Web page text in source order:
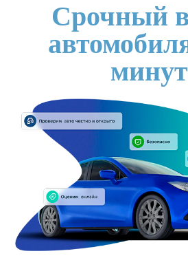
Срочный